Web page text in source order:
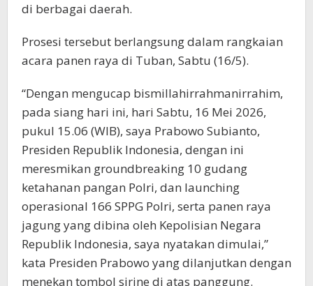
di berbagai daerah.
Prosesi tersebut berlangsung dalam rangkaian
acara panen raya di Tuban, Sabtu (16/5).
“Dengan mengucap bismillahirrahmanirrahim,
pada siang hari ini, hari Sabtu, 16 Mei 2026,
pukul 15.06 (WIB), saya Prabowo Subianto,
Presiden Republik Indonesia, dengan ini
meresmikan groundbreaking 10 gudang
ketahanan pangan Polri, dan launching
operasional 166 SPPG Polri, serta panen raya
jagung yang dibina oleh Kepolisian Negara
Republik Indonesia, saya nyatakan dimulai,”
kata Presiden Prabowo yang dilanjutkan dengan
menekan tombol sirine di atas panggung.